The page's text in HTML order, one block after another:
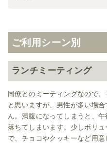
ご利用シーン別
ランチミーティング
同僚とのミーティングなので
と思いますが、男性が多い場
ん。満腹になってしまうと、
落ちてしまいます。少しボリ
で、チョコやクッキーなど用